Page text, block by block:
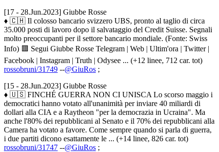
[17 - 28.Jun.2023] Giubbe Rosse
♦ 🇨🇭 Il colosso bancario svizzero UBS, pronto al taglio di circa
35.000 posti di lavoro dopo il salvataggio del Credit Suisse. Segnali
molto preoccupanti per il settore bancario mondiale. (Fonte: Swiss
Info) 🟥 Segui Giubbe Rosse Telegram | Web | Ultim'ora | Twitter |
Facebook | Instagram | Truth | Odysee ... (+12 linee, 712 car. tot)
rossobruni/31749 --@GiuRos ;
[15 - 28.Jun.2023] Giubbe Rosse
♦ 🇺🇸 FINCHÉ GUERRA NON CI UNISCA Lo scorso maggio i
democratici hanno votato all'unanimità per inviare 40 miliardi di
dollari alla CIA e a Raytheon "per la democrazia in Ucraina". Ma
anche l'80% dei repubblicani al Senato e il 70% dei repubblicani alla
Camera ha votato a favore. Come sempre quando si parla di guerra,
i due partiti dicono esattamente le ... (+14 linee, 826 car. tot)
rossobruni/31747 --@GiuRos ;